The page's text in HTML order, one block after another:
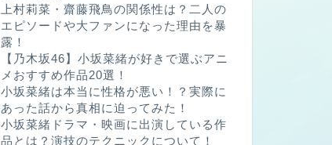
上村莉菜・齋藤飛鳥の関係性は？二人の
エピソードや大ファンになった理由を暴
露！
【乃木坂46】小坂菜緒が好きで選ぶアニ
メおすすめ作品20選！
小坂菜緒は本当に性格が悪い！？実際に
あった話から真相に迫ってみた！
小坂菜緒ドラマ・映画に出演している作
品とは？演技のテクニックについて！